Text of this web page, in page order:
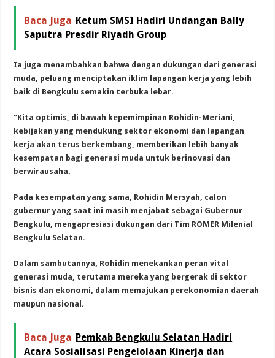
Baca Juga Ketum SMSI Hadiri Undangan Bally
Saputra Presdir Riyadh Group
Ia juga menambahkan bahwa dengan dukungan dari generasi
muda, peluang menciptakan iklim lapangan kerja yang lebih
baik di Bengkulu semakin terbuka lebar.
“Kita optimis, di bawah kepemimpinan Rohidin-Meriani,
kebijakan yang mendukung sektor ekonomi dan lapangan
kerja akan terus berkembang, memberikan lebih banyak
kesempatan bagi generasi muda untuk berinovasi dan
berwirausaha.
Pada kesempatan yang sama, Rohidin Mersyah, calon
gubernur yang saat ini masih menjabat sebagai Gubernur
Bengkulu, mengapresiasi dukungan dari Tim ROMER Milenial
Bengkulu Selatan.
Dalam sambutannya, Rohidin menekankan peran vital
generasi muda, terutama mereka yang bergerak di sektor
bisnis dan ekonomi, dalam memajukan perekonomian daerah
maupun nasional.
Baca Juga Pemkab Bengkulu Selatan Hadiri
Acara Sosialisasi Pengelolaan Kinerja dan